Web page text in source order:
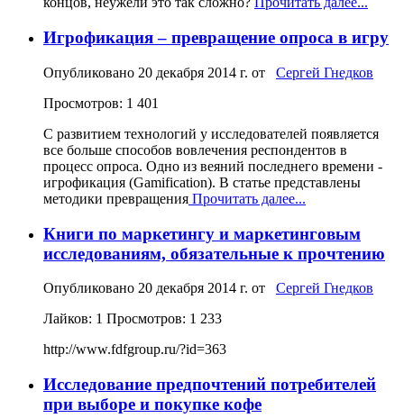
Игрофикация – превращение опроса в игру
Опубликовано 20 декабря 2014 г. от Сергей Гнедков
Просмотров: 1 401
С развитием технологий у исследователей появляется
все больше способов вовлечения респондентов в
процесс опроса. Одно из веяний последнего времени -
игрофикация (Gamification). В статье представлены
методики превращения Прочитать далее...
Книги по маркетингу и маркетинговым
исследованиям, обязательные к прочтению
Опубликовано 20 декабря 2014 г. от Сергей Гнедков
Лайков: 1 Просмотров: 1 233
http://www.fdfgroup.ru/?id=363
Исследование предпочтений потребителей
при выборе и покупке кофе